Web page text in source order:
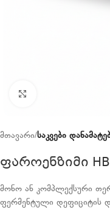
მთავარი საკვები
ფაროენზიმი
მონო ან კომპლექსური
ფერმენტული დეფიციტის